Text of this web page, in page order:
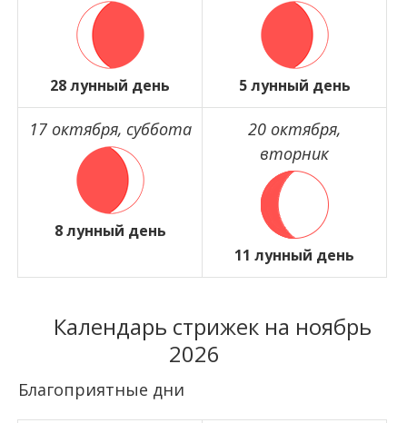
28 лунный день 5 лунный день
17 октября, суббота
8 лунный день
20 октября,
вторник
11 лунный день
Календарь стрижек на ноябрь
2026
Благоприятные дни